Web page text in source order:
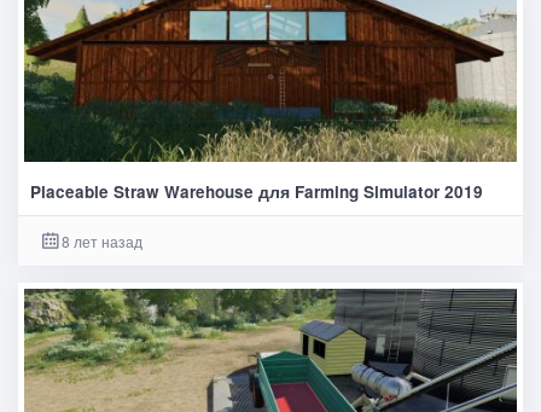
Placeable Straw Warehouse для Farming Simulator 2019
8 лет назад